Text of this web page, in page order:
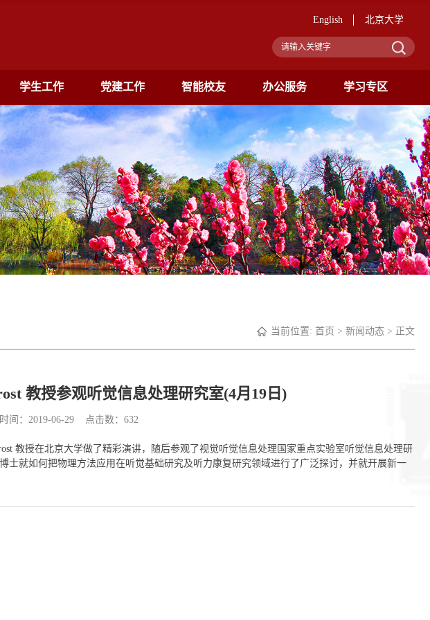
English 北京大学
学生工作 党建工作 智能校友 办公服务 学习专区
当前位置: 首页 > 新闻动态 > 正文
教授参观听觉信息处理研究室(4月19日)
时间：2019-06-29 点击数： 632
教授在北京大学做了精彩演讲，随后参观了视觉听觉信息处理国家重点实验室听觉信息处理研
士就如何把物理方法应用在听觉基础研究及听力康复研究领域进行了广泛探讨，并就开展新一